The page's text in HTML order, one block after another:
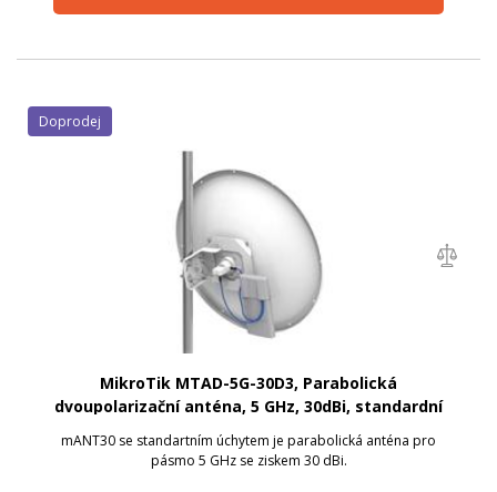
MikroTik MTAD-5G-30D3, Parabolická
dvoupolarizační anténa, 5 GHz, 30dBi, standardní
mANT30 se standartním úchytem je parabolická anténa pro
pásmo 5 GHz se ziskem 30 dBi.
Doprodej